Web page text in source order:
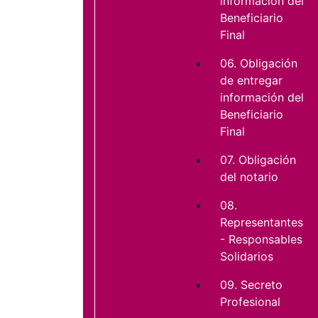
Beneficiario
Final
06. Obligación
de entregar
información del
Beneficiario
Final
07. Obligación
del notario
08.
Representantes
- Responsables
Solidarios
09. Secreto
Profesional